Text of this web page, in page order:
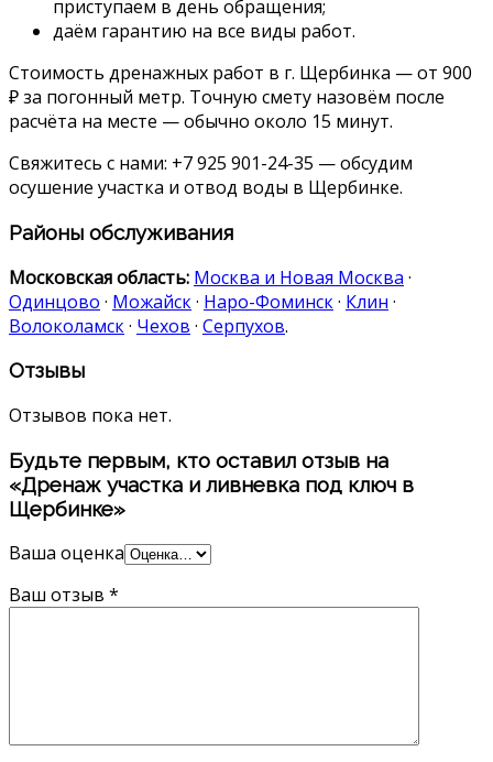
приступаем в день обращения;
даём гарантию на все виды работ.
Стоимость дренажных работ в г. Щербинка — от 900
₽ за погонный метр. Точную смету назовём после
расчёта на месте — обычно около 15 минут.
Свяжитесь с нами: +7 925 901-24-35 — обсудим
осушение участка и отвод воды в Щербинке.
Районы обслуживания
Московская область: Москва и Новая Москва ·
Одинцово · Можайск· Наро-Фоминск· Клин ·
Волоколамск· Чехов · Серпухов.
Отзывы
Отзывов пока нет.
Будьте первым, кто оставил отзыв на
«Дренаж участка и ливневка под ключ в
Щербинке»
Ваша оценка
Ваш отзыв *